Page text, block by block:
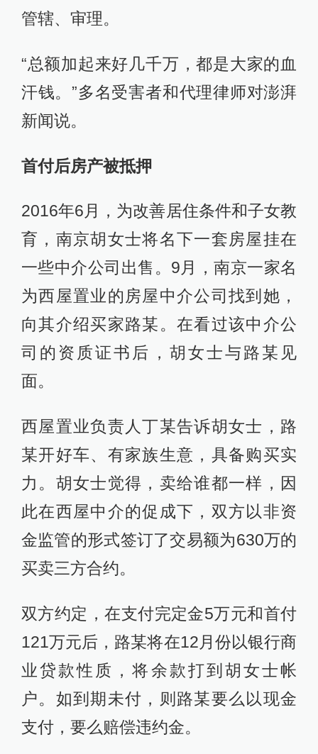
管辖、审理。
“总额加起来好几千万，都是大家的血
汗钱。”多名受害者和代理律师对澎湃
新闻说。
首付后房产被抵押
2016年6月，为改善居住条件和子女教
育，南京胡女士将名下一套房屋挂在
一些中介公司出售。9月，南京一家名
为西屋置业的房屋中介公司找到她，
向其介绍买家路某。在看过该中介公
司的资质证书后，胡女士与路某见
面。
西屋置业负责人丁某告诉胡女士，路
某开好车、有家族生意，具备购买实
力。胡女士觉得，卖给谁都一样，因
此在西屋中介的促成下，双方以非资
金监管的形式签订了交易额为630万的
买卖三方合约。
双方约定，在支付完定金5万元和首付
121万元后，路某将在12月份以银行商
业贷款性质，将余款打到胡女士帐
户。如到期未付，则路某要么以现金
支付，要么赔偿违约金。